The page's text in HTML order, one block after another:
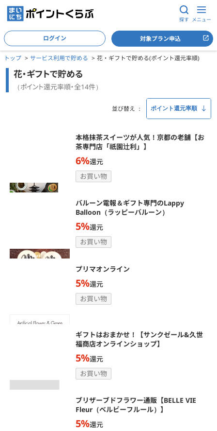
探す メニュー
ログイン 対象プラン申込
トップ サービス利用で貯める 花・ギフトで貯める(ポイント還元率順)
花・ギフトで貯める
（ポイント還元率順・全14件）
並び替え
本格抹茶スイーツが人気！京都の老舗【お
茶専門店「祇園辻利」】
6%還元
お買い物
バルーン電報＆ギフト専門のLappy
Balloon（ラッピーバルーン）
5%還元
お買い物
プリマオンライン
5%還元
お買い物
ギフトはおまかせ！【サンクゼール&久世
福商店オンラインショップ】
5%還元
お買い物
ブリザーブドフラワー通販【BELLE VIE
Fleur（ベルビーフルール）】
5%還元